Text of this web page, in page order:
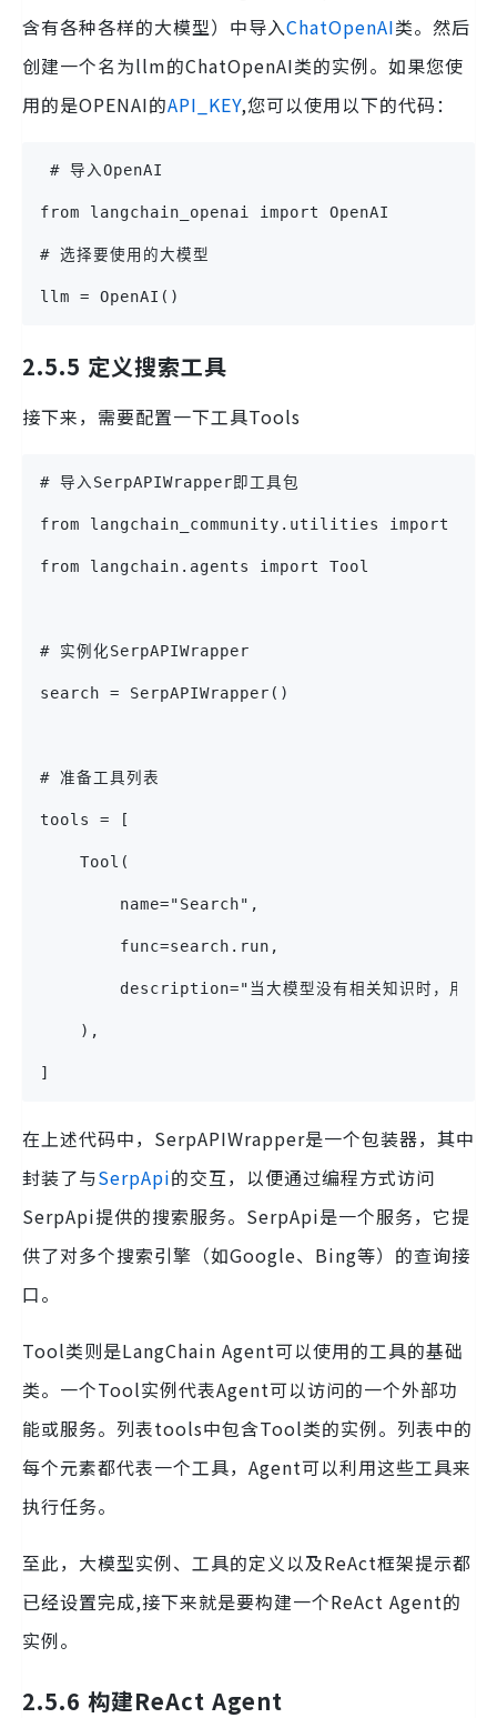
含有各种各样的大模型）中导入ChatOpenAI类。然后
创建一个名为llm的ChatOpenAI类的实例。如果您使
用的是OPENAI的API_KEY,您可以使用以下的代码：
# 导入OpenAI
from langchain_openai import OpenAI
# 选择要使用的大模型
llm = OpenAI()
2.5.5 定义搜索工具
接下来，需要配置一下工具Tools
# 导入SerpAPIWrapper即工具包
from langchain_community.utilities import
from langchain.agents import Tool
# 实例化SerpAPIWrapper
search = SerpAPIWrapper()
# 准备工具列表
tools = [
    Tool(
        name="Search",
        func=search.run,
description="当大模型没有相关知识时，用于
    ),
]
在上述代码中，SerpAPIWrapper是一个包装器，其中
封装了与SerpApi的交互，以便通过编程方式访问
SerpApi提供的搜索服务。SerpApi是一个服务，它提
供了对多个搜索引擎（如Google、Bing等）的查询接
口。
Tool类则是LangChain Agent可以使用的工具的基础
类。一个Tool实例代表Agent可以访问的一个外部功
能或服务。列表tools中包含Tool类的实例。列表中的
每个元素都代表一个工具，Agent可以利用这些工具来
执行任务。
至此，大模型实例、工具的定义以及ReAct框架提示都
已经设置完成,接下来就是要构建一个ReAct Agent的
实例。
2.5.6 构建ReAct Agent